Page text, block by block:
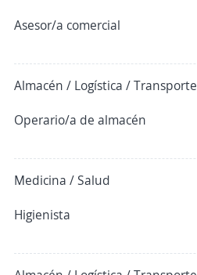
Asesor/a comercial
Almacén / Logística / Transporte
Operario/a de almacén
Medicina / Salud
Higienista